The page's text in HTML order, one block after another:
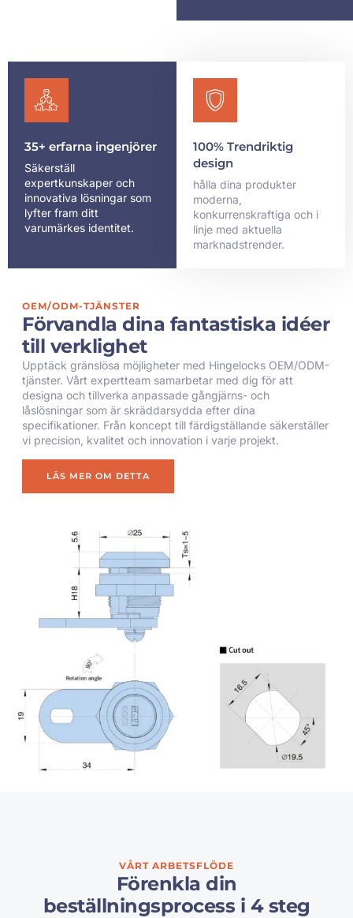
OEM/ODM-TJÄNSTER
Förvandla dina fantastiska idéer
till verklighet
Upptäck gränslösa möjligheter med Hingelocks OEM/ODM-
tjänster. Vårt expertteam samarbetar med dig för att
designa och tillverka anpassade gångjärns- och
låslösningar som är skräddarsydda efter dina
specifikationer. Från koncept till färdigställande säkerställer
vi precision, kvalitet och innovation i varje projekt.
LÄS MER OM DETTA
35+ erfarna ingenjörer
Säkerställ
expertkunskaper och
innovativa lösningar som
lyfter fram ditt
varumärkes identitet.
100% Trendriktig
design
hålla dina produkter
moderna,
konkurrenskraftiga och i
linje med aktuella
marknadstrender.
VÅRT ARBETSFLÖDE
Förenkla din
beställningsprocess i 4 steg